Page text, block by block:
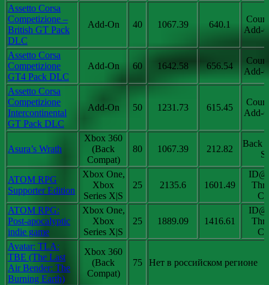
Assetto Corsa
Competizione –
British GT Pack
DLC
Add-On 40 1067.39 640.1
Add-
Assetto Corsa
Competizione
GT4 Pack DLC
Add-On 60 1642.58 656.54
Add-
Assetto Corsa
Competizione
Intercontinental
GT Pack DLC
Add-On 50 1231.73 615.45
Add-
Asura’s Wrath
Xbox 360
(Back
Compat)
80 1067.39 212.82
Back
ATOM RPG
Supporter Edition
Xbox One,
Xbox
Series X|S
25 2135.6 1601.49
ATOM RPG:
Post-apocalyptic
indie game
Xbox One,
Xbox
Series X|S
25 1889.09 1416.61
Avatar: TLA:
TBE (The Last
Air Bender: The
Burning Earth)
Xbox 360
(Back
Compat)
75 Нет в российском регионе